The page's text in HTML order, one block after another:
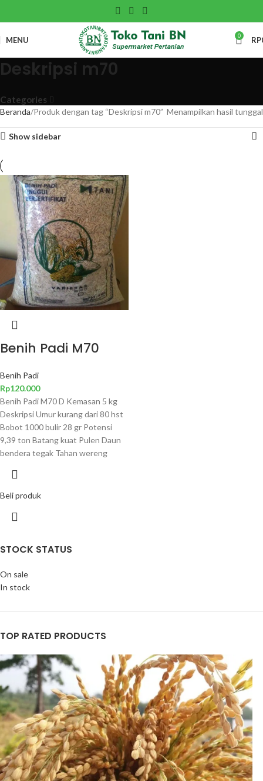
MENU 0 RP
Deskripsi m70
Categories
STOCK STATUS
On sale
In stock
TOP RATED PRODUCTS
Beranda Produk dengan tag “Deskripsi m70” Menampilkan hasil tunggal
Show sidebar
Benih Padi M70
Benih Padi
Rp120.000
Benih Padi M70 D Kemasan 5 kg
Deskripsi Umur kurang dari 80 hst
Bobot 1000 bulir 28 gr Potensi
9,39 ton Batang kuat Pulen Daun
bendera tegak Tahan wereng
Beli produk